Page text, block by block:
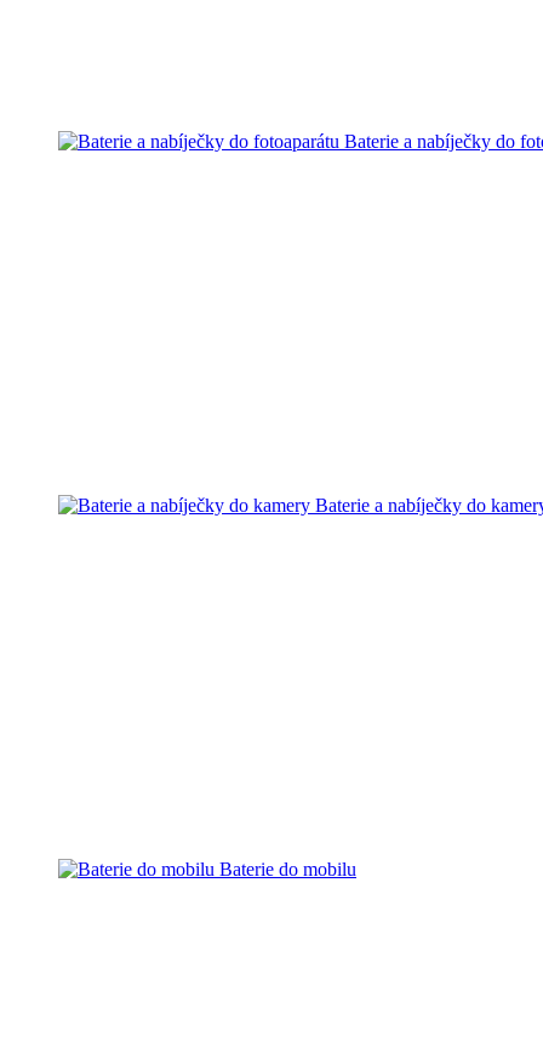
Baterie a nabíječky do
Baterie a nabíječky do
Baterie do mobilu